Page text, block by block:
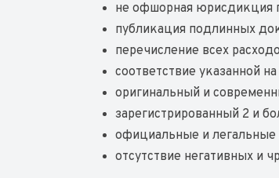
не офшорная юрисдикция
публикация подлинных
перечисление всех
соответствие указанной
оригинальный и
зарегистрированный 2 и
официальные и
отсутствие негативных и